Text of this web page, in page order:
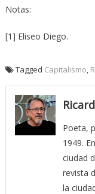
Notas:
[1] Eliseo Diego.
Tagged Capitalismo
Poeta,
1949.
ciudad
revista
la